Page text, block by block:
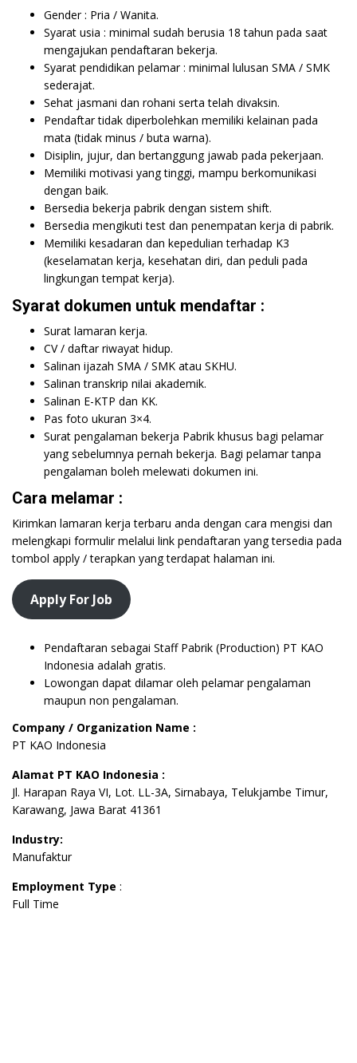
Gender : Pria / Wanita.
Syarat usia : minimal sudah berusia 18 tahun pada saat
mengajukan pendaftaran bekerja.
Syarat pendidikan pelamar : minimal lulusan SMA / SMK
sederajat.
Sehat jasmani dan rohani serta telah divaksin.
Pendaftar tidak diperbolehkan memiliki kelainan pada
mata (tidak minus / buta warna).
Disiplin, jujur, dan bertanggung jawab pada pekerjaan.
Memiliki motivasi yang tinggi, mampu berkomunikasi
dengan baik.
Bersedia bekerja pabrik dengan sistem shift.
Bersedia mengikuti test dan penempatan kerja di pabrik.
Memiliki kesadaran dan kepedulian terhadap K3
(keselamatan kerja, kesehatan diri, dan peduli pada
lingkungan tempat kerja).
Syarat dokumen untuk mendaftar :
Surat lamaran kerja.
CV / daftar riwayat hidup.
Salinan ijazah SMA / SMK atau SKHU.
Salinan transkrip nilai akademik.
Salinan E-KTP dan KK.
Pas foto ukuran 3×4.
Surat pengalaman bekerja Pabrik khusus bagi pelamar
yang sebelumnya pernah bekerja. Bagi pelamar tanpa
pengalaman boleh melewati dokumen ini.
Cara melamar :
Kirimkan lamaran kerja terbaru anda dengan cara mengisi dan
melengkapi formulir melalui link pendaftaran yang tersedia pada
tombol apply / terapkan yang terdapat halaman ini.
Apply For Job
Pendaftaran sebagai Staff Pabrik (Production) PT KAO
Indonesia adalah gratis.
Lowongan dapat dilamar oleh pelamar pengalaman
maupun non pengalaman.
Company / Organization Name :
PT KAO Indonesia
Alamat PT KAO Indonesia :
Jl. Harapan Raya VI, Lot. LL-3A, Sirnabaya, Telukjambe Timur,
Karawang, Jawa Barat 41361
Industry:
Manufaktur
Employment Type :
Full Time